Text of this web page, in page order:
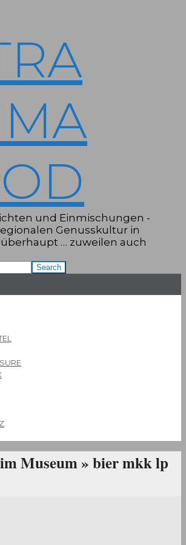
und Einmischungen -
Genusskultur in
… zuweilen auch
Museum »bier mkk lp